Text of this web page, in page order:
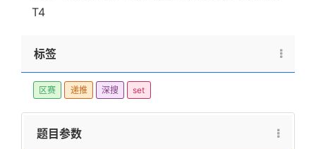
T4
标签
区赛 递推 深搜 set
题目参数